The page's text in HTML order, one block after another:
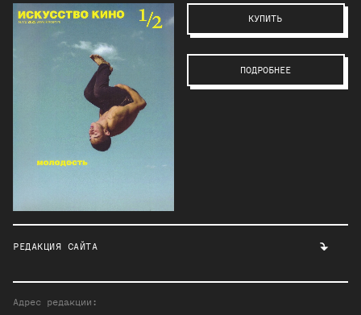
КУПИТЬ
ПОДРОБНЕЕ
РЕДАКЦИЯ САЙТА
Адрес редакции: